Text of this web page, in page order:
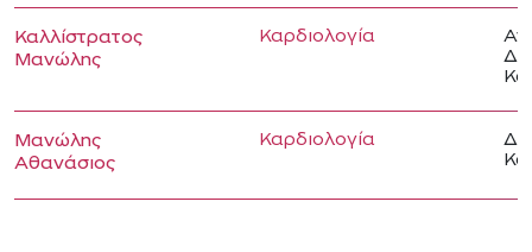
Καλλίστρατος
Μανώλης
Καρδιολογία
Μανώλης
Αθανάσιος
Καρδιολογία